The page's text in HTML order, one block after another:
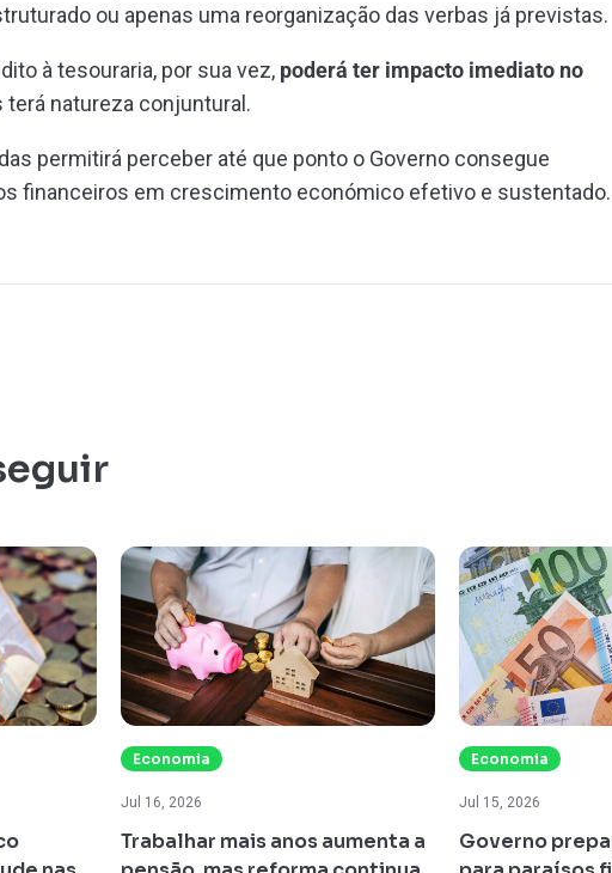
ou apenas uma reorganização das verbas já previstas.
à tesouraria, por sua vez, poderá ter impacto imediato no
terá natureza conjuntural.
permitirá perceber até que ponto o Governo consegue
financeiros em crescimento económico efetivo e sustentado.
Economia
Jul 16, 2026
Trabalhar mais anos aumenta a
Economia
Jul 15, 2026
Governo